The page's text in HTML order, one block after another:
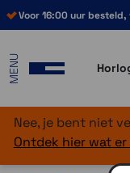
Voor 16:00 uur
MENU
Nee, je bent niet
Ontdek hier wat